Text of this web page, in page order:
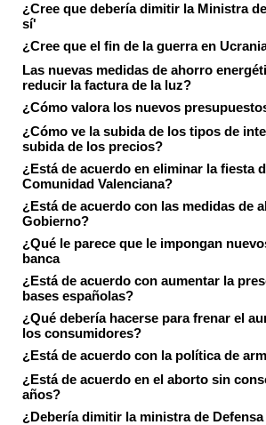
¿Cree que debería dimitir la Ministra
sí'
¿Cree que el fin de la guerra en
Las nuevas medidas de ahorro
reducir la factura de la luz?
¿Cómo valora los nuevos
¿Cómo ve la subida de los tipos de
subida de los precios?
¿Está de acuerdo en eliminar la fiesta
Comunidad Valenciana?
¿Está de acuerdo con las medidas de
Gobierno?
¿Qué le parece que le impongan
banca
¿Está de acuerdo con aumentar la
bases españolas?
¿Qué debería hacerse para frenar el
los consumidores?
¿Está de acuerdo con la política de
¿Está de acuerdo en el aborto sin
años?
¿Debería dimitir la ministra de